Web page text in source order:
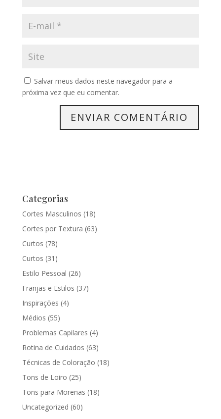
Salvar meus dados neste navegador para a
próxima vez que eu comentar.
Categorias
Cortes Masculinos (18)
Cortes por Textura (63)
Curtos (78)
Curtos (31)
Estilo Pessoal (26)
Franjas e Estilos (37)
Inspirações (4)
Médios (55)
Problemas Capilares (4)
Rotina de Cuidados (63)
Técnicas de Coloração (18)
Tons de Loiro (25)
Tons para Morenas (18)
Uncategorized (60)